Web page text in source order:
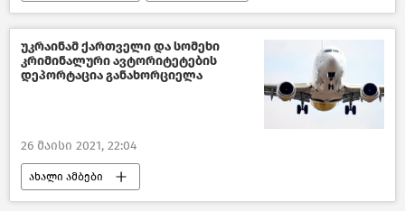
საქართველო
უკრაინამ ქართველი და სომეხი
კრიმინალური ავტორიტეტების
დეპორტაცია განახორციელა
26 მაისი 2021, 22:04
ახალი ამბები
მსოფლიოს ახალი ამბები